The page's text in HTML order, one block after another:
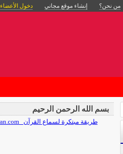
من نحن؟ إنشاء موقع مجاني دخول الأعضاء
بسم الله الرحمن الرحيم